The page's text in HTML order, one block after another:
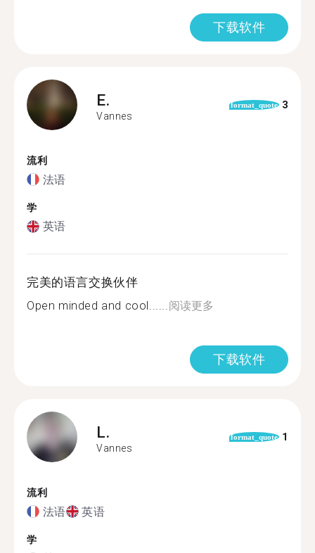
下载软件
E.
Vannes
format_quote 3
流利
法语
学
英语
完美的语言交换伙伴
Open minded and cool......阅读更多
下载软件
L.
Vannes
format_quote 1
流利
法语 英语
学